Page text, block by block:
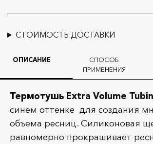
СТОИМОСТЬ ДОСТАВКИ
ОПИСАНИЕ
СПОСОБ
ПРИМЕНЕНИЯ
Термотушь Extra Volume
синем оттенке для создания
объема ресниц. Силиконовая
равномерно прокрашивает